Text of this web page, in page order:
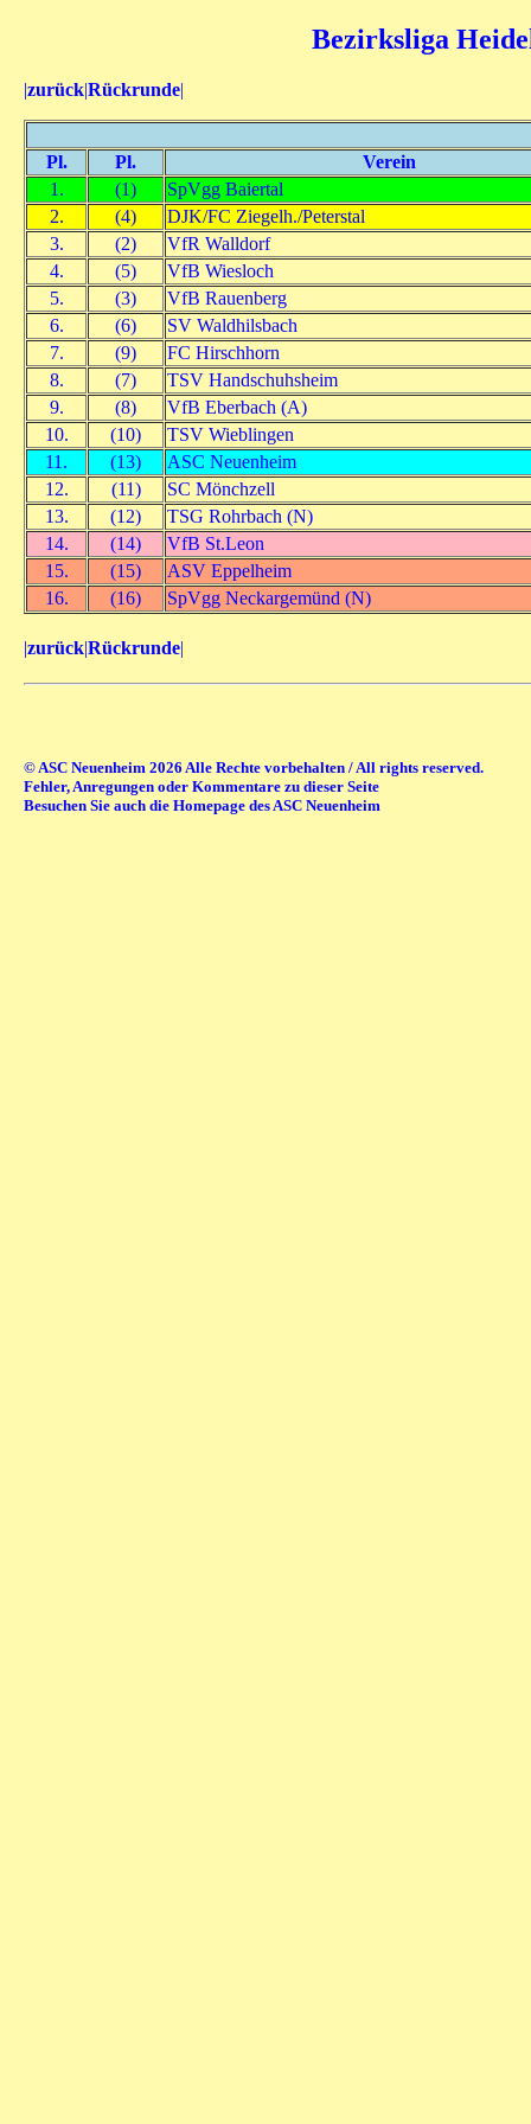
Bezirksliga
|zurück|Rückrunde|
Pl. Pl.
Verein
1.
(1)
SpVgg Baiertal
2.
(4)
DJK/FC Ziegelh./Peterstal
3.
(2)
VfR Walldorf
4.
(5)
VfB Wiesloch
5.
(3)
VfB Rauenberg
6.
(6)
SV Waldhilsbach
7.
(9)
FC Hirschhorn
8.
(7)
TSV Handschuhsheim
9.
(8)
VfB Eberbach (A)
10.
(10)
TSV Wieblingen
11.
(13)
ASC Neuenheim
12.
(11)
SC Mönchzell
13.
(12)
TSG Rohrbach (N)
14.
(14)
VfB St.Leon
15.
(15)
ASV Eppelheim
16.
(16) SpVgg Neckargemünd (N)
|zurück|Rückrunde|
© ASC Neuenheim 2026 Alle Rechte vorbehalten / All rights reserved.
Fehler, Anregungen oder Kommentare zu dieser Seite
Besuchen Sie auch die Homepage des ASC Neuenheim